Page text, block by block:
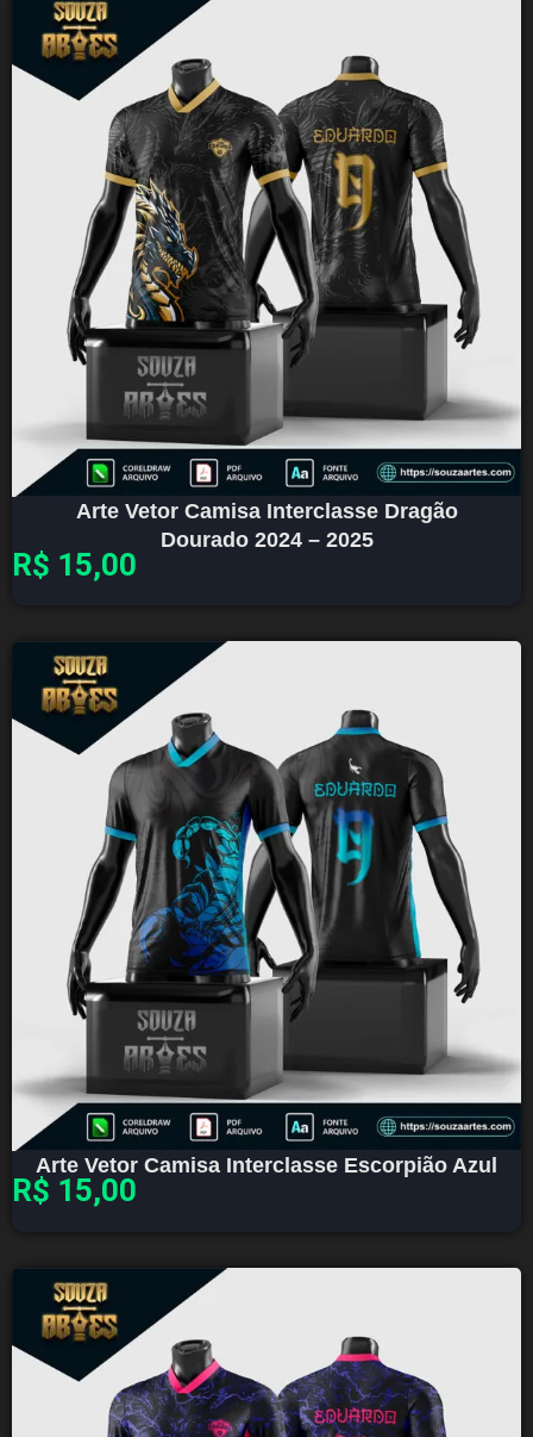
Arte Vetor Camisa Interclasse Dragão
Dourado 2024 – 2025
R$ 15,00
Arte Vetor Camisa Interclasse Escorpião Azul
R$ 15,00